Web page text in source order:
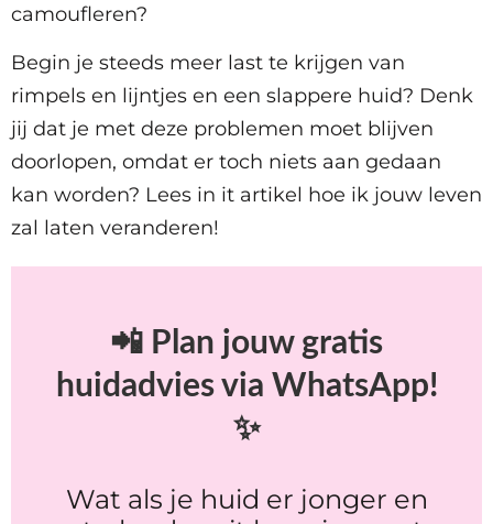
camoufleren?
Begin je steeds meer last te krijgen van
rimpels en lijntjes en een slappere huid? Denk
jij dat je met deze problemen moet blijven
doorlopen, omdat er toch niets aan gedaan
kan worden? Lees in it artikel hoe ik jouw leven
zal laten veranderen!
📲 Plan jouw gratis
huidadvies via WhatsApp!
✨
Wat als je huid er jonger en